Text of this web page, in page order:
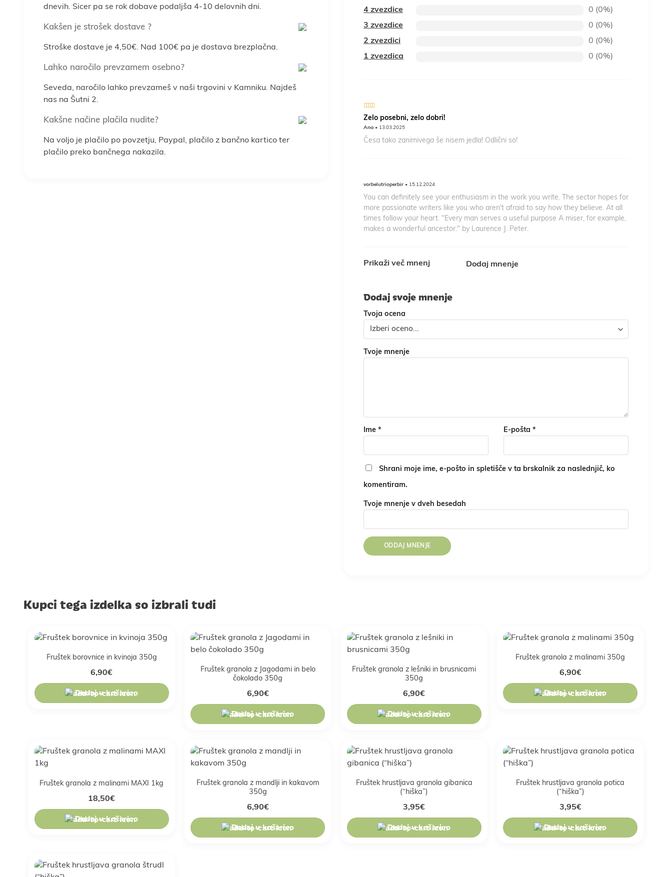
dnevih. Sicer pa se rok dobave podaljša 4-10 delovnih dni.
Kakšen je strošek dostave ?
Stroške dostave je 4,50€. Nad 100€ pa je dostava brezplačna.
Lahko naročilo prevzamem osebno?
Seveda, naročilo lahko prevzameš v naši trgovini v Kamniku. Najdeš
nas na Šutni 2.
Kakšne načine plačila nudite?
Na voljo je plačilo po povzetju, Paypal, plačilo z bančno kartico ter
plačilo preko bančnega nakazila.
4 zvezdice
0 (0%)
3 zvezdice
0 (0%)
2 zvezdici
0 (0%)
1 zvezdica
0 (0%)
5out of 5
Zelo posebni, zelo dobri!
Ana • 13.03.2025
Česa tako zanimivega še nisem jedla! Odlični so!
vorbelutrioperbir • 15.12.2024
You can definitely see your enthusiasm in the work you write. The sector hopes for
more passionate writers like you who aren't afraid to say how they believe. At all
times follow your heart. "Every man serves a useful purpose A miser, for example,
makes a wonderful ancestor." by Laurence J. Peter.
Prikaži več mnenj Dodaj mnenje
Dodaj svoje mnenje
Tvoja ocena
Tvoje mnenje
Ime * E-pošta *
Shrani moje ime, e-pošto in spletišče v ta brskalnik za naslednjič, ko
komentiram.
Tvoje mnenje v dveh besedah
Kupci tega izdelka so izbrali tudi
Fruštek borovnice in kvinoja 350g
6,90€
Dodaj v košarico
Fruštek granola z Jagodami in belo
čokolado 350g
6,90€
Dodaj v košarico
Fruštek granola z lešniki in brusnicami
350g
6,90€
Dodaj v košarico
Fruštek granola z malinami 350g
6,90€
Dodaj v košarico
Fruštek granola z malinami MAXI 1kg
18,50€
Dodaj v košarico
Fruštek granola z mandlji in kakavom
350g
6,90€
Dodaj v košarico
Fruštek hrustljava granola gibanica
(“hiška”)
3,95€
Dodaj v košarico
Fruštek hrustljava granola potica
(“hiška”)
3,95€
Dodaj v košarico